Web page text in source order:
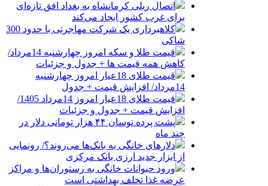
اتصال ریلی کرمانشاه به بغداد افق تازه‌ای
برای غرب کشور ایجاد می‌کند
کلاهبرداری یک شرکت مهاجرتی با حدود 300
شاکی
قیمت طلا و سکه امروز چهارشنبه 14مرداد/
کاهش همه قیمت ها + جدول و جزئیات
قیمت طلای 18عیار امروز چهارشنبه
14مرداد/ افزایش قیمت + جدول
قیمت طلای 18عیار امروز 14مرداد 1405/
افزایش قیمت + جدول و جزئیات
پشت پرده نوسان ۴۴ هزار تومانی دلار در
چند ماه
دلارهای خانگی به بانک‌ها می‌روند؟/ رونمایی
از ابزار جدید ارزی بانک مرکزی
ورود حیوانات خانگی به رستوران‌ها و مراکز
عرضه غذا تخلف بهداشتی است